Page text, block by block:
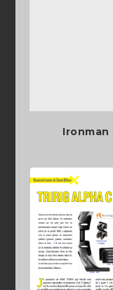
Ironman